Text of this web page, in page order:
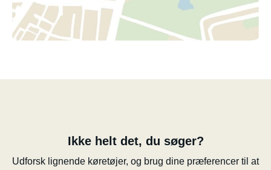
Ikke helt det, du søger?
Udforsk lignende køretøjer, og brug dine præferencer til at